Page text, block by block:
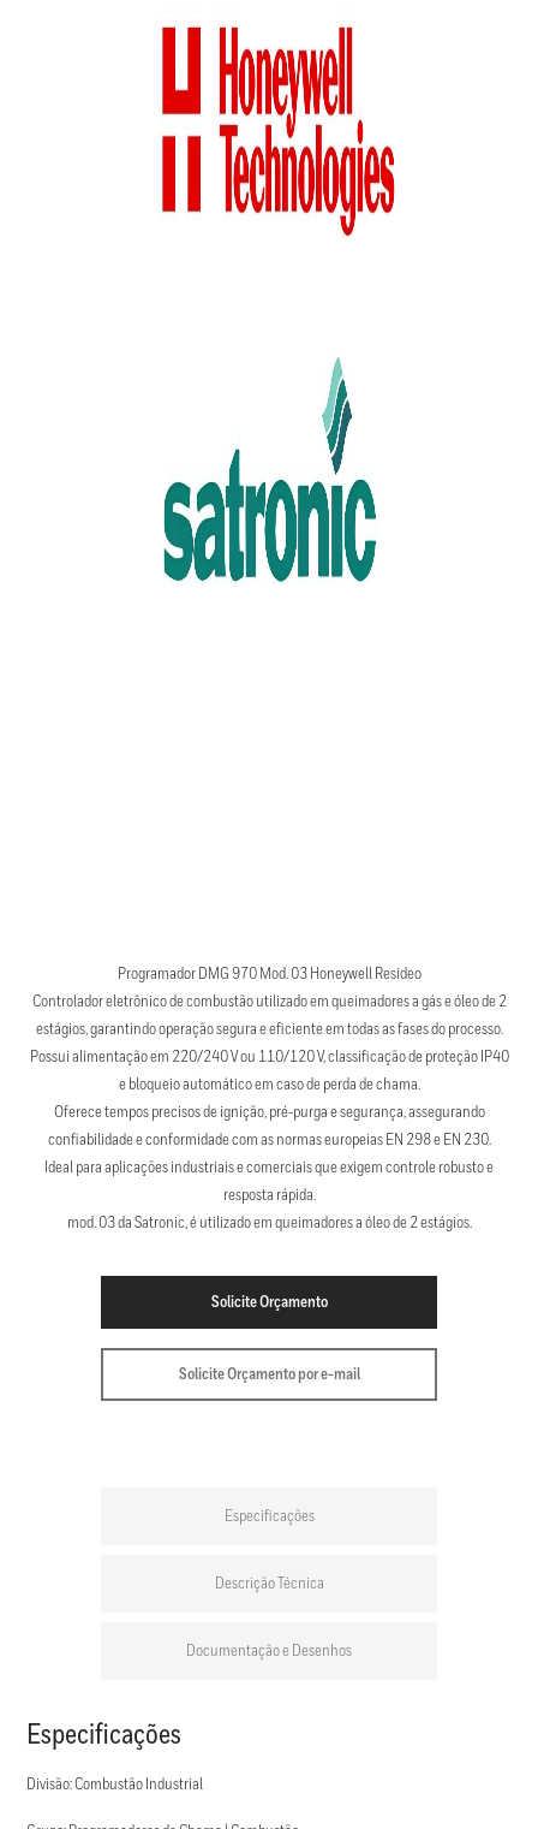
Programador DMG 970 Mod. 03 Honeywell Resideo
Controlador eletrônico de combustão utilizado em queimadores a gás e óleo de 2
estágios, garantindo operação segura e eficiente em todas as fases do processo.
Possui alimentação em 220/240 V ou 110/120 V, classificação de proteção IP40
e bloqueio automático em caso de perda de chama.
Oferece tempos precisos de ignição, pré-purga e segurança, assegurando
confiabilidade e conformidade com as normas europeias EN 298 e EN 230.
Ideal para aplicações industriais e comerciais que exigem controle robusto e
resposta rápida.
mod. 03 da Satronic, é utilizado em queimadores a óleo de 2 estágios.
Solicite Orçamento
Solicite Orçamento por e-mail
Especificações
Descrição Técnica
Documentação e Desenhos
Especificações
Divisão: Combustão Industrial